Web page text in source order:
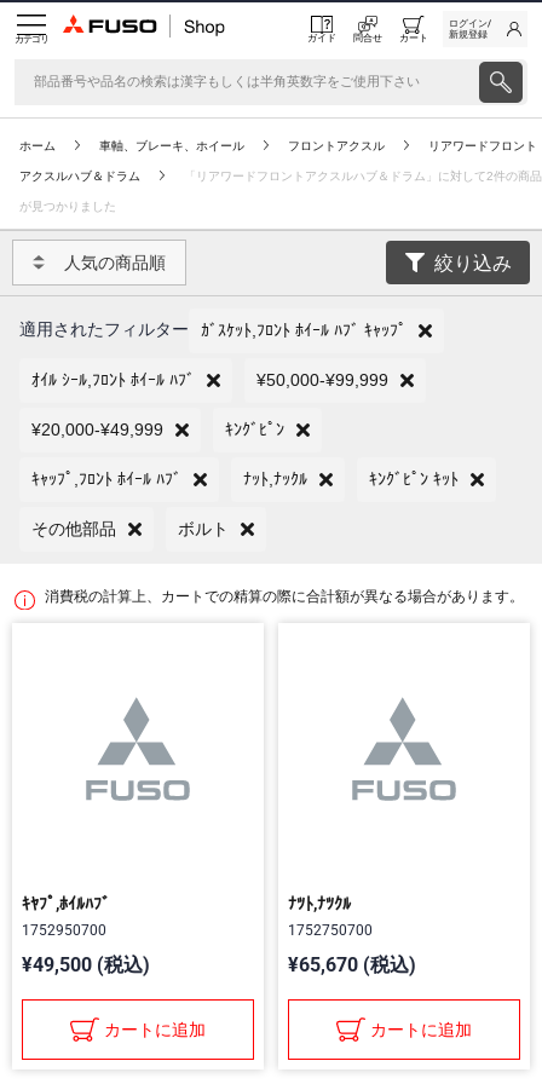
カテゴリ ガイド 問合せ カート
ログイン/
新規登録
ホーム 車軸、ブレーキ、ホイール フロントアクスル リアワードフロント
アクスルハブ＆ドラム 「リアワードフロントアクスルハブ＆ドラム」に対して2件の商品
が見つかりました
人気の商品順 絞り込み
適用されたフィルター ｶﾞｽｹｯﾄ,ﾌﾛﾝﾄ ﾎｲｰﾙ ﾊﾌﾞ ｷｬｯﾌﾟ
ｵｲﾙ ｼｰﾙ,ﾌﾛﾝﾄ ﾎｲｰﾙ ﾊﾌﾞ ¥50,000-¥99,999
¥20,000-¥49,999 ｷﾝｸﾞﾋﾟﾝ
ｷｬｯﾌﾟ,ﾌﾛﾝﾄ ﾎｲｰﾙ ﾊﾌﾞ ﾅｯﾄ,ﾅｯｸﾙ ｷﾝｸﾞﾋﾟﾝ ｷｯﾄ
その他部品 ボルト
消費税の計算上、カートでの精算の際に合計額が異なる場合があります。
ｷﾔﾌﾟ,ﾎｲﾙﾊﾌﾞ
1752950700
¥49,500 (税込)
カートに追加
ﾅﾂﾄ,ﾅﾂｸﾙ
1752750700
¥65,670 (税込)
カートに追加